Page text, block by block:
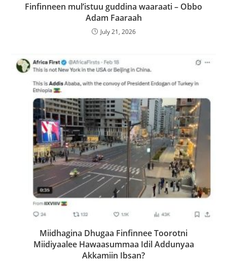
Finfinneen mul’istuu guddina waaraati – Obbo
Adam Faaraah
July 21, 2026
Miidhagina Dhugaa Finfinnee Toorotni
Miidiyaalee Hawaasummaa Idil Addunyaa
Akkamiin Ibsan?